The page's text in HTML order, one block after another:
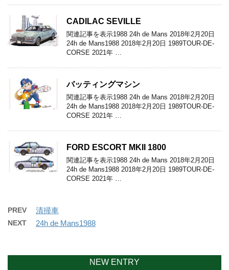
CADILAC SEVILLE
関連記事を表示1988 24h de Mans 2018年2月20日
24h de Mans1988 2018年2月20日 1989TOUR-DE-
CORSE 2021年 …
バッティングマシン
関連記事を表示1988 24h de Mans 2018年2月20日
24h de Mans1988 2018年2月20日 1989TOUR-DE-
CORSE 2021年 …
FORD ESCORT MKII 1800
関連記事を表示1988 24h de Mans 2018年2月20日
24h de Mans1988 2018年2月20日 1989TOUR-DE-
CORSE 2021年 …
PREV 清掃車
NEXT 24h de Mans1988
NEW ENTRY